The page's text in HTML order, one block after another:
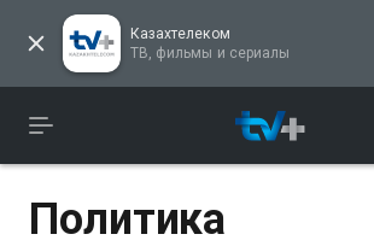
Казахтелеком
ТВ, фильмы и сериалы
Политика